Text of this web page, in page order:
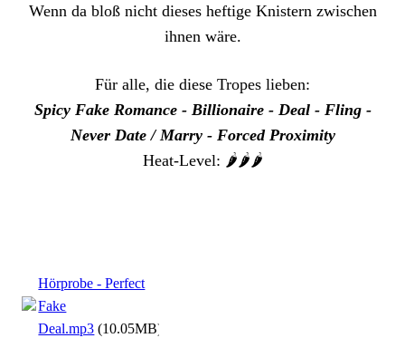
Wenn da bloß nicht dieses heftige Knistern zwischen
ihnen wäre.
Für alle, die diese Tropes lieben:
Spicy Fake Romance - Billionaire - Deal - Fling -
Never Date / Marry - Forced Proximity
Heat-Level: 🌶️🌶️🌶️
Hörprobe - Perfect
Fake
Deal.mp3 (10.05MB)